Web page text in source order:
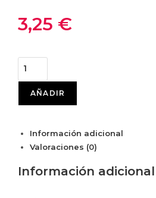
3,25 €
AÑADIR
Información adicional
Valoraciones (0)
Información adicional